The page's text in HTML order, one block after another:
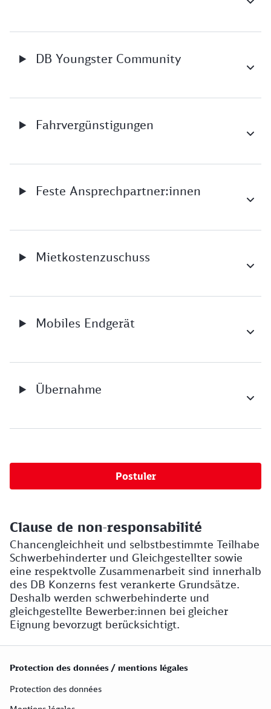
DB Youngster Community
Fahrvergünstigungen
Feste Ansprechpartner:innen
Mietkostenzuschuss
Mobiles Endgerät
Übernahme
Postuler
Clause de non-responsabilité
Chancengleichheit und selbstbestimmte Teilhabe
Schwerbehinderter und Gleichgestellter sowie
eine respektvolle Zusammenarbeit sind innerhalb
des DB Konzerns fest verankerte Grundsätze.
Deshalb werden schwerbehinderte und
gleichgestellte Bewerber:innen bei gleicher
Eignung bevorzugt berücksichtigt.
Protection des données / mentions légales
Protection des données